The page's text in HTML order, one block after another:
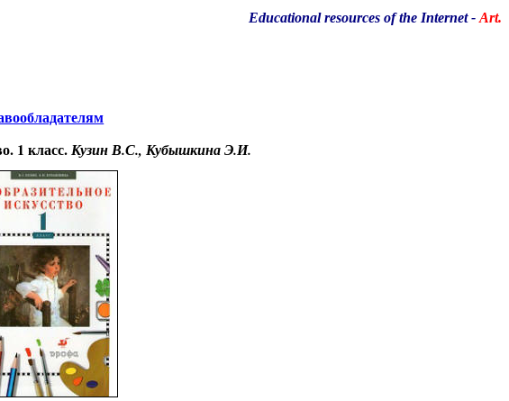
Educational resources of the Internet- Art.
1 класс.Кузин В.С., Кубышкина Э.И.